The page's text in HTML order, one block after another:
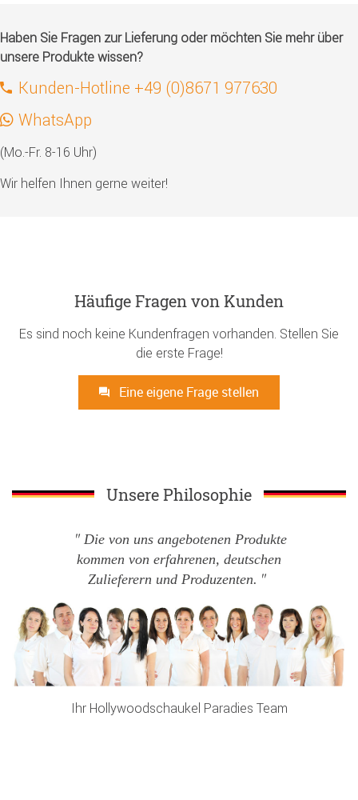
Haben Sie Fragen zur Lieferung oder möchten Sie mehr über
unsere Produkte wissen?
Kunden-Hotline +49 (0)8671 977630
WhatsApp
(Mo.-Fr. 8-16 Uhr)
Wir helfen Ihnen gerne weiter!
Häufige Fragen von Kunden
Es sind noch keine Kundenfragen vorhanden. Stellen Sie
die erste Frage!
Eine eigene Frage stellen
Unsere Philosophie
Die von uns angebotenen Produkte
kommen von erfahrenen, deutschen
Zulieferern und Produzenten.
Ihr Hollywoodschaukel Paradies Team